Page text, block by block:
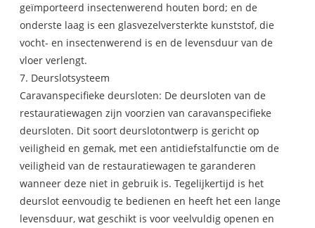
geïmporteerd insectenwerend houten bord; en de
onderste laag is een glasvezelversterkte kunststof, die
vocht- en insectenwerend is en de levensduur van de
vloer verlengt.
7. Deurslotsysteem
Caravanspecifieke deursloten: De deursloten van de
restauratiewagen zijn voorzien van caravanspecifieke
deursloten. Dit soort deurslotontwerp is gericht op
veiligheid en gemak, met een antidiefstalfunctie om de
veiligheid van de restauratiewagen te garanderen
wanneer deze niet in gebruik is. Tegelijkertijd is het
deurslot eenvoudig te bedienen en heeft het een lange
levensduur, wat geschikt is voor veelvuldig openen en